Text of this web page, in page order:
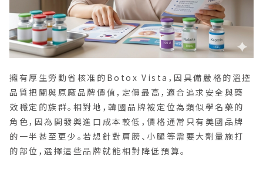
擁有厚生勞動省核准的Botox Vista，因具備嚴格的溫控
品質把關與原廠品牌價值，定價最高，適合追求安全與藥
效穩定的族群。相對地，韓國品牌被定位為類似學名藥的
角色，因為開發與進口成本較低，價格通常只有美國品牌
的一半甚至更少。若想針對肩膀、小腿等需要大劑量施打
的部位，選擇這些品牌就能相對降低預算。